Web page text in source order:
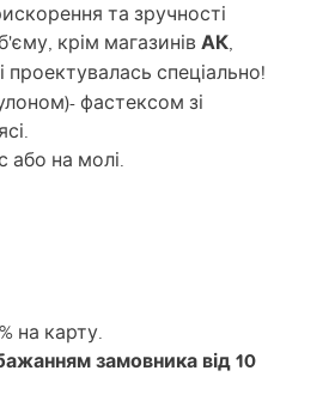
та зручності
крім магазинів АК,
проектувалась спеціально!
фастексом зі
або на молі.
на карту.
замовника від 10